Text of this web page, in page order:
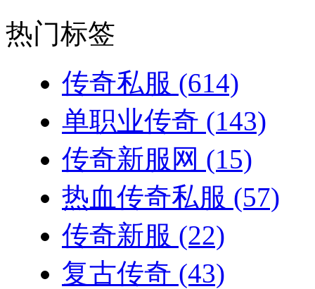
热门标签
传奇私服 (614)
单职业传奇 (143)
传奇新服网 (15)
热血传奇私服 (57)
传奇新服 (22)
复古传奇 (43)